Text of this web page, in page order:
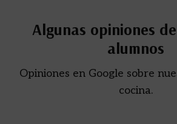
Algunas opiniones
alumnos
Opiniones en Google sobre
cocina.